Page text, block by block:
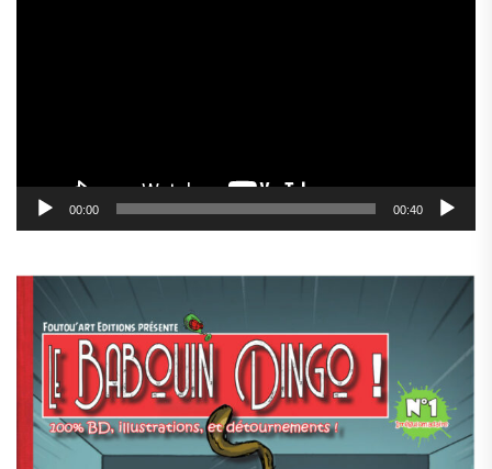
00:00 00:40